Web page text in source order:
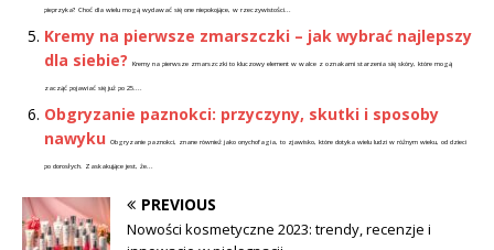
pieprzyka? Choć dla wielu mogą wydawać się one niepokojące, w rzeczywistości...
Kremy na pierwsze zmarszczki – jak wybrać najlepszy
dla siebie?
Kremy na pierwsze zmarszczki to kluczowy element w walce z oznakami starzenia się skóry, które mogą
zacząć pojawiać się już po 25....
Obgryzanie paznokci: przyczyny, skutki i sposoby
nawyku
Obgryzanie paznokci, znane również jako onychofagia, to zjawisko, które dotyka wielu ludzi w różnym wieku, od dzieci
po dorosłych. Zaskakujące jest, że...
PREVIOUS
Nowości kosmetyczne 2023: trendy, recenzje i